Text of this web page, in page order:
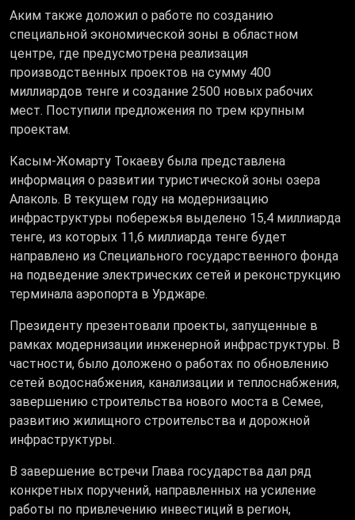
Аким также доложил о работе по созданию
специальной экономической зоны в областном
центре, где предусмотрена реализация
производственных проектов на сумму 400
миллиардов тенге и создание 2500 новых рабочих
мест. Поступили предложения по трем крупным
проектам.
Касым-Жомарту Токаеву была представлена
информация о развитии туристической зоны озера
Алаколь. В текущем году на модернизацию
инфраструктуры побережья выделено 15,4 миллиарда
тенге, из которых 11,6 миллиарда тенге будет
направлено из Специального государственного фонда
на подведение электрических сетей и реконструкцию
терминала аэропорта в Урджаре.
Президенту презентовали проекты, запущенные в
рамках модернизации инженерной инфраструктуры. В
частности, было доложено о работах по обновлению
сетей водоснабжения, канализации и теплоснабжения,
завершению строительства нового моста в Семее,
развитию жилищного строительства и дорожной
инфраструктуры.
В завершение встречи Глава государства дал ряд
конкретных поручений, направленных на усиление
работы по привлечению инвестиций в регион,